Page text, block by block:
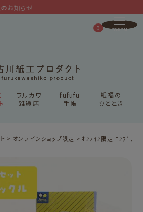
知らせ
フルカワ
雑貨店
fufufu
手帳
紙福の
ひととき
0
オンラインショップ限定 ｵﾝﾗｲﾝ限定 ｺﾝﾌﾟﾘｰ